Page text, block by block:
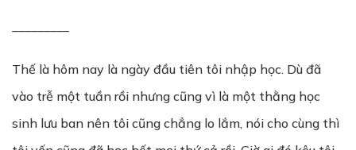
Thế là hôm nay là ngày đầu tiên tôi nhập học. Dù đã
vào trễ một tuần rồi nhưng cũng vì là một thằng học
sinh lưu ban nên tôi cũng chẳng lo lắm, nói cho cùng thì